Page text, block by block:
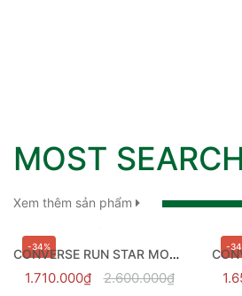
MOST SEARCH
Xem thêm sản phẩm
-34% CONVERSE RUN STAR MOTION WHITE HI - 171546C
1.710.000₫ 2.600.000₫
-